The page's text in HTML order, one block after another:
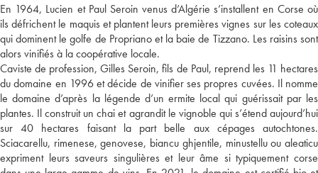
En 1964, Lucien et Paul Seroin venus d’Algérie s’installent en Corse où
ils défrichent le maquis et plantent leurs premières vignes sur les coteaux
qui dominent le golfe de Propriano et la baie de Tizzano. Les raisins sont
alors vinifiés à la coopérative locale.
Caviste de profession, Gilles Seroin, fils de Paul, reprend les 11 hectares
du domaine en 1996 et décide de vinifier ses propres cuvées. Il nomme
le domaine d’après la légende d’un ermite local qui guérissait par les
plantes. Il construit un chai et agrandit le vignoble qui s’étend aujourd’hui
sur 40 hectares faisant la part belle aux cépages autochtones.
Sciacarellu, rimenese, genovese, biancu ghjentile, minustellu ou aleaticu
expriment leurs saveurs singulières et leur âme si typiquement corse